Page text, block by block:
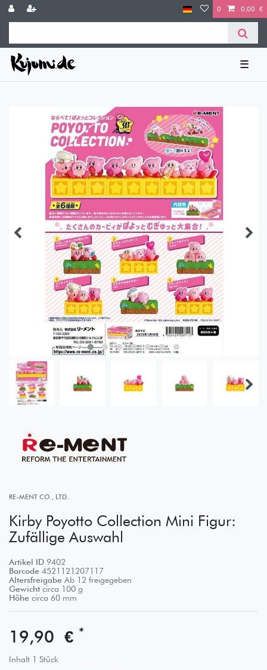
0 0,00 €
☰
RE-MENT CO., LTD.
Kirby Poyotto Collection Mini Figur:
Zufällige Auswahl
Artikel ID 9402
Barcode 4521121207117
Altersfreigabe Ab 12 freigegeben
Gewicht circa 100 g
Höhe circa 60 mm
19,90 € *
Inhalt 1 Stück